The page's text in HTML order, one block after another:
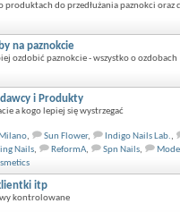
produktach do przedłużania paznokci oraz
na paznokcie
ozdobić paznokcie - wszystko o ozdobach
i Produkty
a kogo lepiej się wystrzegać
, Sun Flower, Indigo Nails Lab.,
Nails, ReformA, Spn Nails,
itp
kontrolowane